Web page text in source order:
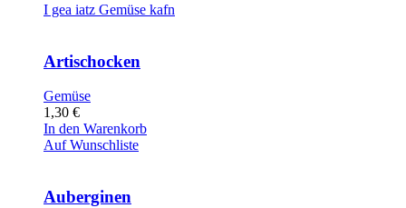
I gea iatz Gemüse kafn
Artischocken
Gemüse
1,30 €
In den Warenkorb
Auf Wunschliste
Auberginen